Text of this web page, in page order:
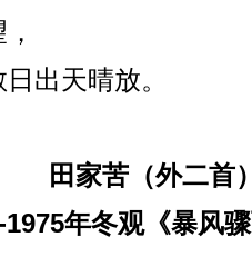
出天晴放。
田家苦（外二首
1975年冬观《暴风